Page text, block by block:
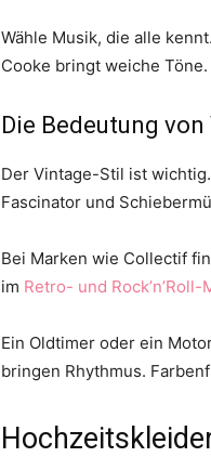
Wähle Musik, die alle
Cooke bringt weiche
Die Bedeutung
Der Vintage-Stil ist
Fascinator und
Bei Marken wie Collectif
im Retro- und Rock’n’Roll-
Ein Oldtimer oder ein
bringen Rhythmus.